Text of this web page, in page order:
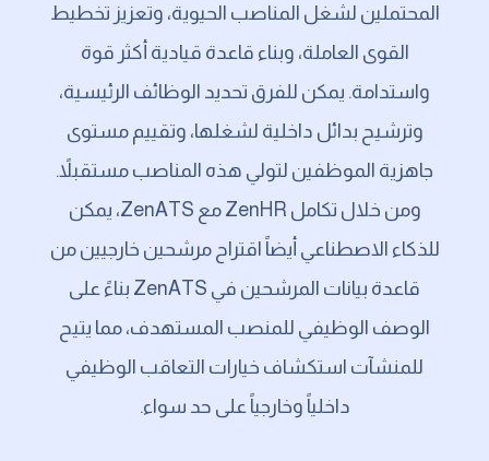
المحتملين لشغل المناصب الحيوية، وتعزيز تخطيط
القوى العاملة، وبناء قاعدة قيادية أكثر قوة
واستدامة. يمكن للفرق تحديد الوظائف الرئيسية،
وترشيح بدائل داخلية لشغلها، وتقييم مستوى
جاهزية الموظفين لتولي هذه المناصب مستقبلاً.
ومن خلال تكامل ZenHR مع ZenATS، يمكن
للذكاء الاصطناعي أيضاً اقتراح مرشحين خارجيين من
قاعدة بيانات المرشحين في ZenATS بناءً على
الوصف الوظيفي للمنصب المستهدف، مما يتيح
للمنشآت استكشاف خيارات التعاقب الوظيفي
داخلياً وخارجياً على حد سواء.